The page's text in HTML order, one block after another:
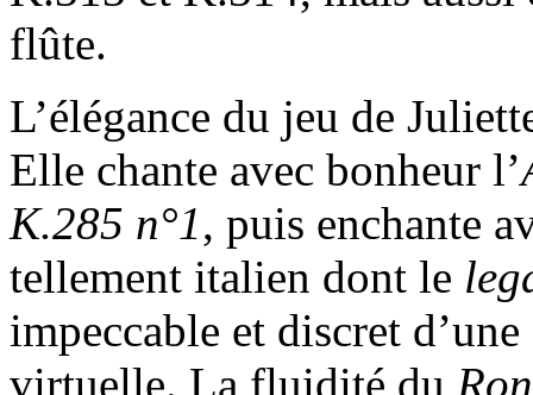
flûte.
L’élégance du jeu de
Elle chante avec bonheur l’
K.285 n°1, puis enchante
tellement italien dont le
impeccable et discret
virtuelle. La fluidité du